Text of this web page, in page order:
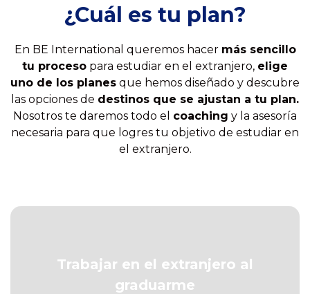
¿Cuál es tu plan?
En BE International queremos hacer más sencillo
tu proceso para estudiar en el extranjero, elige
uno de los planes que hemos diseñado y descubre
las opciones de destinos que se ajustan a tu plan.
Nosotros te daremos todo el coaching y la asesoría
necesaria para que logres tu objetivo de estudiar en
el extranjero.
Trabajar en el extranjero al
graduarme